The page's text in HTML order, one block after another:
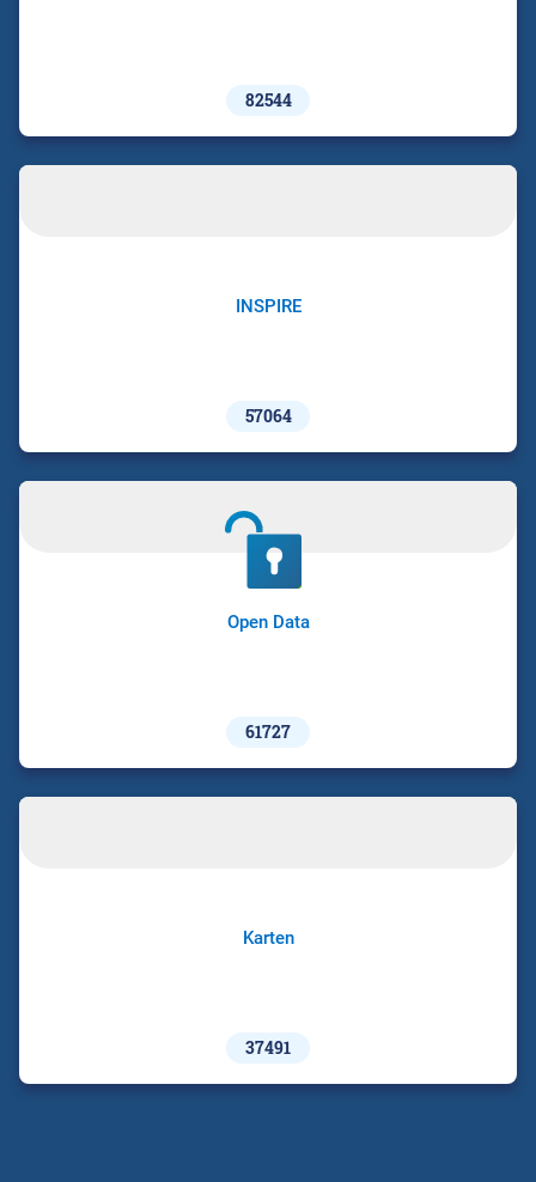
82544
INSPIRE
57064
Open Data
61727
Karten
37491